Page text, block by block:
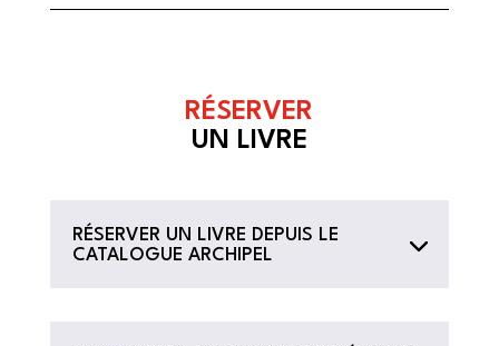
RÉSERVER
UN LIVRE
RÉSERVER UN LIVRE DEPUIS LE
CATALOGUE ARCHIPEL